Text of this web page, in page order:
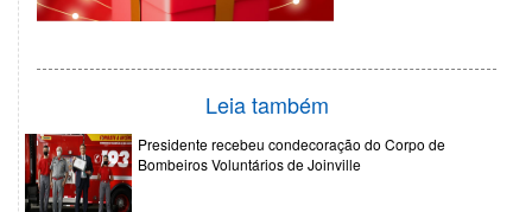
Leia também
Presidente recebeu condecoração do Corpo de
Bombeiros Voluntários de Joinville